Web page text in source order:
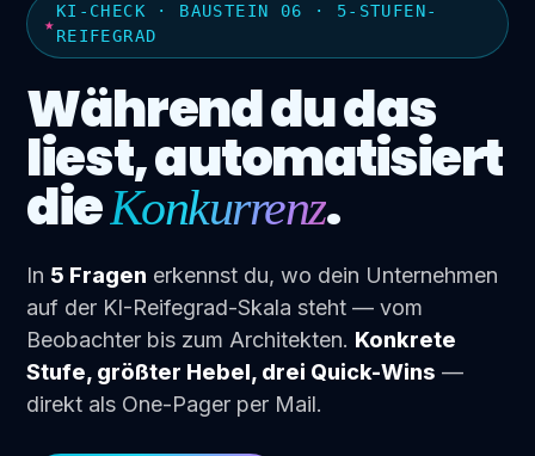
KI-CHECK · BAUSTEIN 06 · 5-STUFEN-
REIFEGRAD
Während du das
liest, automatisiert
dieKonkurrenz.
In 5 Fragen erkennst du, wo dein Unternehmen
auf der KI-Reifegrad-Skala steht — vom
Beobachter bis zum Architekten. Konkrete
Stufe, größter Hebel, drei Quick-Wins —
direkt als One-Pager per Mail.